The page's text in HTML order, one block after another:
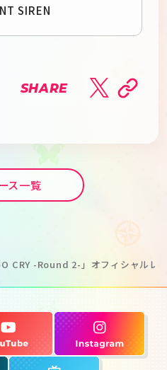
SIREN
SHARE
ス一覧
CRY -Round 2-」オフィシャルレ